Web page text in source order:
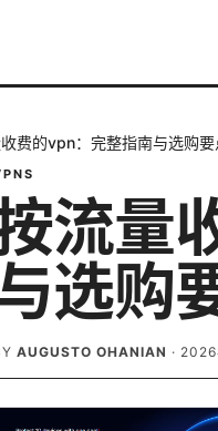
费的vpn：完整指南与选购要
流量
选购
AUGUSTO OHANIAN · 2026